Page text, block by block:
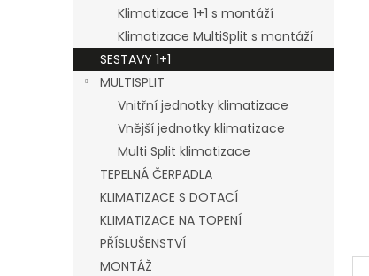
a
Klimatizace 1+1 s montáží
Klimatizace MultiSplit s montáží
SESTAVY 1+1
MULTISPLIT
Vnitřní jednotky klimatizace
Vnější jednotky klimatizace
Multi Split klimatizace
TEPELNÁ ČERPADLA
KLIMATIZACE S DOTACÍ
KLIMATIZACE NA TOPENÍ
PŘÍSLUŠENSTVÍ
MONTÁŽ